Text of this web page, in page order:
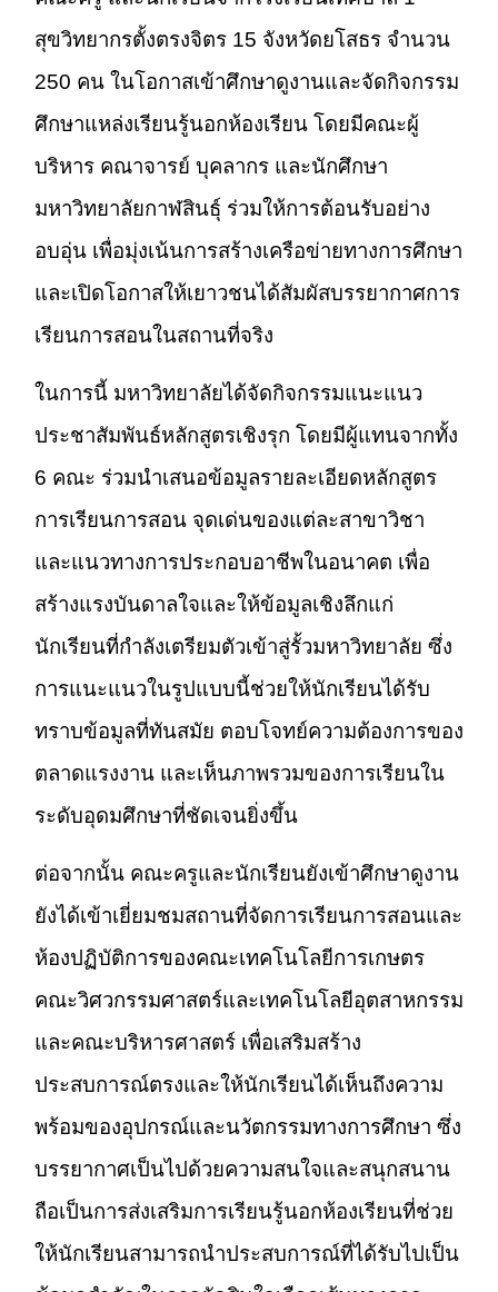
สุขวิทยากรตั้งตรงจิตร 15 จังหวัดยโสธร จำนวน
250 คน ในโอกาสเข้าศึกษาดูงานและจัดกิจกรรม
ศึกษาแหล่งเรียนรู้นอกห้องเรียน โดยมีคณะผู้
บริหาร คณาจารย์ บุคลากร และนักศึกษา
มหาวิทยาลัยกาฬสินธุ์ ร่วมให้การต้อนรับอย่าง
อบอุ่น เพื่อมุ่งเน้นการสร้างเครือข่ายทางการศึกษา
และเปิดโอกาสให้เยาวชนได้สัมผัสบรรยากาศการ
เรียนการสอนในสถานที่จริง
ในการนี้ มหาวิทยาลัยได้จัดกิจกรรมแนะแนว
ประชาสัมพันธ์หลักสูตรเชิงรุก โดยมีผู้แทนจากทั้ง
6 คณะ ร่วมนำเสนอข้อมูลรายละเอียดหลักสูตร
การเรียนการสอน จุดเด่นของแต่ละสาขาวิชา
และแนวทางการประกอบอาชีพในอนาคต เพื่อ
สร้างแรงบันดาลใจและให้ข้อมูลเชิงลึกแก่
นักเรียนที่กำลังเตรียมตัวเข้าสู่รั้วมหาวิทยาลัย ซึ่ง
การแนะแนวในรูปแบบนี้ช่วยให้นักเรียนได้รับ
ทราบข้อมูลที่ทันสมัย ตอบโจทย์ความต้องการของ
ตลาดแรงงาน และเห็นภาพรวมของการเรียนใน
ระดับอุดมศึกษาที่ชัดเจนยิ่งขึ้น
ต่อจากนั้น คณะครูและนักเรียนยังเข้าศึกษาดูงาน
ยังได้เข้าเยี่ยมชมสถานที่จัดการเรียนการสอนและ
ห้องปฏิบัติการของคณะเทคโนโลยีการเกษตร
คณะวิศวกรรมศาสตร์และเทคโนโลยีอุตสาหกรรม
และคณะบริหารศาสตร์ เพื่อเสริมสร้าง
ประสบการณ์ตรงและให้นักเรียนได้เห็นถึงความ
พร้อมของอุปกรณ์และนวัตกรรมทางการศึกษา ซึ่ง
บรรยากาศเป็นไปด้วยความสนใจและสนุกสนาน
ถือเป็นการส่งเสริมการเรียนรู้นอกห้องเรียนที่ช่วย
ให้นักเรียนสามารถนำประสบการณ์ที่ได้รับไปเป็น